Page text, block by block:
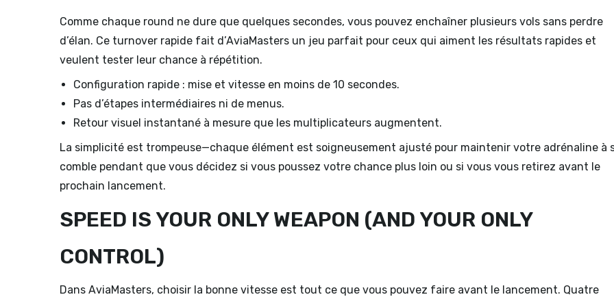
Comme chaque round ne dure que quelques secondes, vous pouvez enchaîner plusieurs vols sans perdre
d’élan. Ce turnover rapide fait d’AviaMasters un jeu parfait pour ceux qui aiment les résultats rapides et
veulent tester leur chance à répétition.
Configuration rapide : mise et vitesse en moins de 10 secondes.
Pas d’étapes intermédiaires ni de menus.
Retour visuel instantané à mesure que les multiplicateurs augmentent.
La simplicité est trompeuse—chaque élément est soigneusement ajusté pour maintenir votre adrénaline à
comble pendant que vous décidez si vous poussez votre chance plus loin ou si vous vous retirez avant le
prochain lancement.
SPEED IS YOUR ONLY WEAPON (AND YOUR ONLY
CONTROL)
Dans AviaMasters, choisir la bonne vitesse est tout ce que vous pouvez faire avant le lancement. Quatre